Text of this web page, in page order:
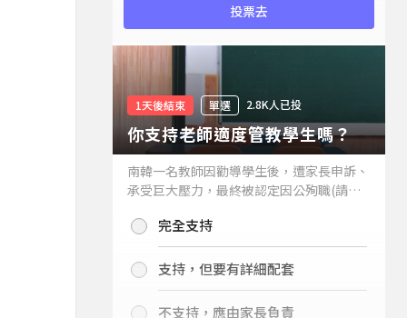
投票去
1天後結束 單選 2.8K人已投
你支持老師適度管教學生嗎？
南韓一名教師因勸導學生後，遭家長申訴、
承受巨大壓力，最終被認定因公殉職(請見
你支持老師適度管教學生嗎？
完全支持
支持，但要有詳細配套
不支持，應由家長負責